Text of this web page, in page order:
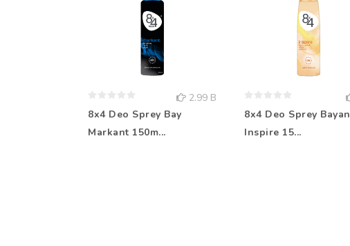
2.99 B
8x4 Deo Sprey Bay
Markant 150m...
8x4 Deo Sprey Bayan
Inspire 15...